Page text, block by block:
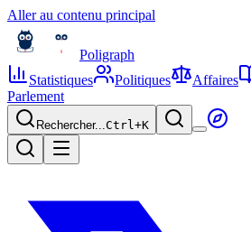
Aller au contenu principal
Poligraph
Statistiques
Politiques Affaires
Parlement
Rechercher...Ctrl+K